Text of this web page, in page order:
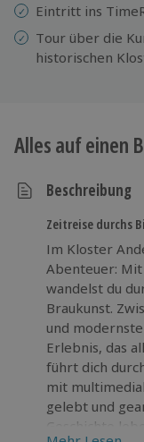
Eintritt ins
Tour über die
historischen
Alles auf einen
Beschreibung
Zeitreise durchs
Im Kloster
Abenteuer:
wandelst du
Braukunst.
und
Erlebnis, das
führt dich
mit
gelebt und
Geschichte